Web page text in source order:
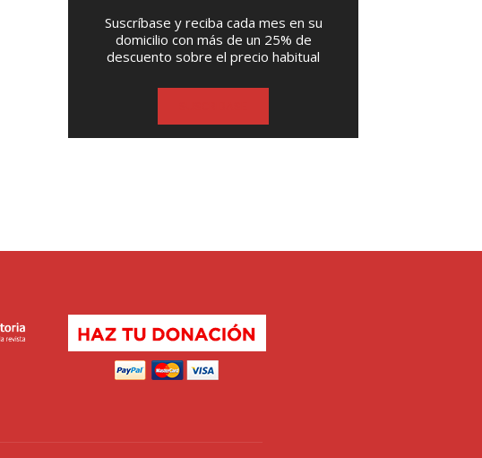
Suscríbase y reciba cada mes en su
domicilio con más de un 25% de
descuento sobre el precio habitual